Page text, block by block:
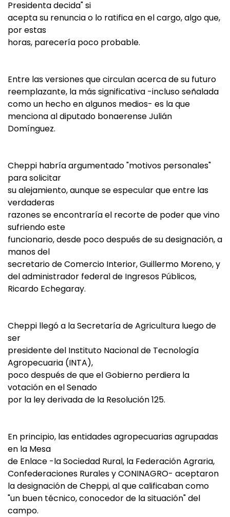
Presidenta decida" si
acepta su renuncia o lo ratifica en el cargo, algo que,
por estas
horas, parecería poco probable.
Entre las versiones que circulan acerca de su futuro
reemplazante, la más significativa -incluso señalada
como un hecho en algunos medios- es la que
menciona al diputado bonaerense Julián
Domínguez.
Cheppi habría argumentado "motivos personales"
para solicitar
su alejamiento, aunque se especular que entre las
verdaderas
razones se encontraría el recorte de poder que vino
sufriendo este
funcionario, desde poco después de su designación, a
manos del
secretario de Comercio Interior, Guillermo Moreno, y
del administrador federal de Ingresos Públicos,
Ricardo Echegaray.
Cheppi llegó a la Secretaría de Agricultura luego de
ser
presidente del Instituto Nacional de Tecnología
Agropecuaria (INTA),
poco después de que el Gobierno perdiera la
votación en el Senado
por la ley derivada de la Resolución 125.
En principio, las entidades agropecuarias agrupadas
en la Mesa
de Enlace -la Sociedad Rural, la Federación Agraria,
Confederaciones Rurales y CONINAGRO- aceptaron
la designación de Cheppi, al que calificaban como
"un buen técnico, conocedor de la situación" del
campo.